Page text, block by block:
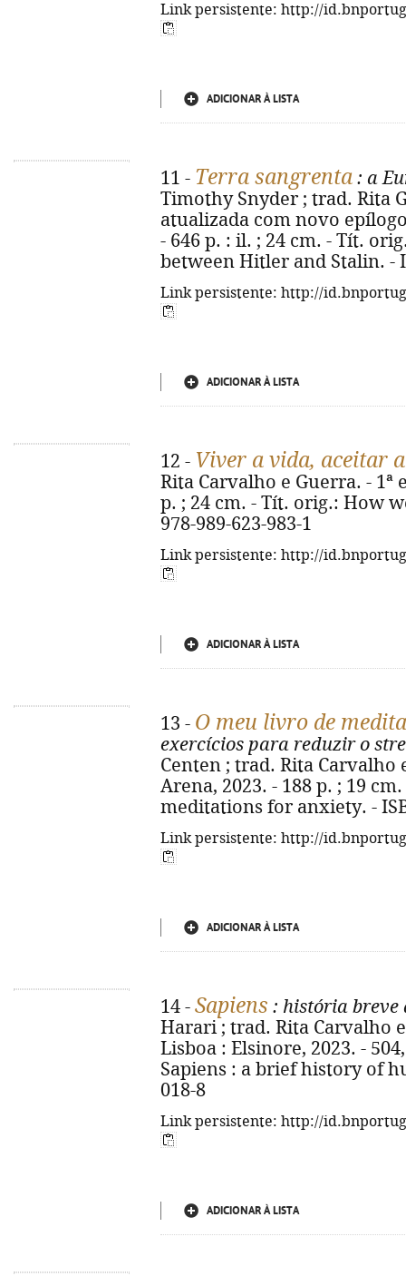
Link persistente: http://
ADICIONAR À LISTA
11 - Terra sangrenta : a
Timothy Snyder ; trad. Rita
atualizada com novo
- 646 p. : il. ; 24 cm. - Tít.
between Hitler and Stalin. -
Link persistente: http://
ADICIONAR À LISTA
12 - Viver a vida, aceitar
Rita Carvalho e Guerra. - 1ª
p. ; 24 cm. - Tít. orig.: How
978-989-623-983-1
Link persistente: http://
ADICIONAR À LISTA
13 - O meu livro de
exercícios para reduzir o
Centen ; trad. Rita Carvalho
Arena, 2023. - 188 p. ; 19
meditations for anxiety. -
Link persistente: http://
ADICIONAR À LISTA
14 - Sapiens : história breve
Harari ; trad. Rita Carvalho
Lisboa : Elsinore, 2023. -
Sapiens : a brief history of
018-8
Link persistente: http://
ADICIONAR À LISTA